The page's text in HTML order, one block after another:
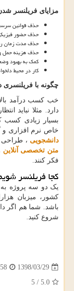
مزایای فریلنسر
حذف قوانین
حذف حضور
حذف مدت زمان
حذف هزینه حمل
کمک به بهبود
کار در محیط
چگونه با فریلنسری
خب کسب درآمد
دارد. مثلا نباید
بسیار زیادی کسب
خاص نرم افزاری و
دانشجویی ، طراحی
متن تخصصی آنلاین
فکر کنند
کجا فریلنسر
یک دو سه پروژه به
کشور، میزبان
باشد. شما هم اگر
شروع کنید.
1398/03/29
5.0
/
5